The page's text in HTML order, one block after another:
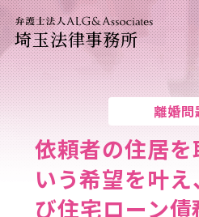
埼玉法律事務所
離婚問
依頼者の住居
いう希望を叶え
び住宅ローン